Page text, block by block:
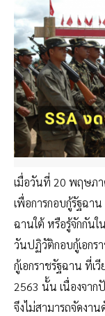
เมื่อวันที่ 20 พฤษภา
เพื่อการกอบกู้รัฐฉา
ฉานใต้ หรือรู้จักกันใ
วันปฏิวัติกอบกู้เอกร
กู้เอกราชรัฐฉาน ที่
2563 นั้น เนื่องจาก
จึงไม่สามารถจัดงา